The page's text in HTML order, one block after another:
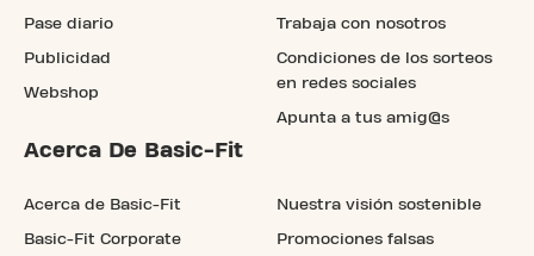
Pase diario
Publicidad
Webshop
Trabaja con nosotros
Condiciones de los sorteos
en redes sociales
Apunta a tus amig@s
Acerca De Basic-Fit
Acerca de Basic-Fit
Basic-Fit Corporate
Nuestra visión sostenible
Promociones falsas